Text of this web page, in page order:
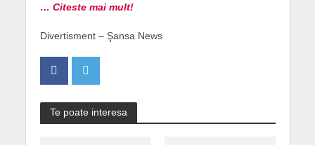
… Citeste mai mult!
Divertisment – Şansa News
Te poate interesa